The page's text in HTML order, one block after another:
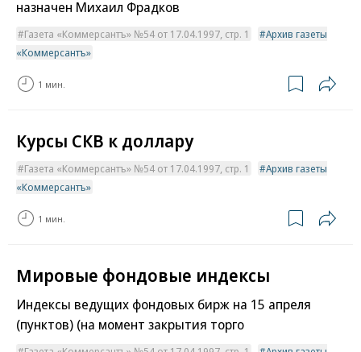
назначен Михаил Фрадков
Газета «Коммерсантъ» №54 от 17.04.1997, стр. 1
Архив газеты
«Коммерсантъ»
1 мин.
Курсы СКВ к доллару
Газета «Коммерсантъ» №54 от 17.04.1997, стр. 1
Архив газеты
«Коммерсантъ»
1 мин.
Мировые фондовые индексы
Индексы ведущих фондовых бирж на 15 апреля
(пунктов) (на момент закрытия торго